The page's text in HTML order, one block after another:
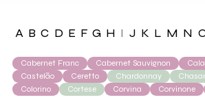
A B C D E F G H I J K L M N
Cabernet Franc Cabernet Sauvignon
Castelão
Ceretto Chardonnay
Colorino
Cortese Corvina Corvinone